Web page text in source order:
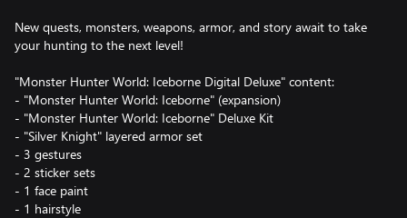
New quests, monsters, weapons, armor, and story await to take
your hunting to the next level!
"Monster Hunter World: Iceborne Digital Deluxe" content:
- "Monster Hunter World: Iceborne" (expansion)
- "Monster Hunter World: Iceborne" Deluxe Kit
- "Silver Knight" layered armor set
- 3 gestures
- 2 sticker sets
- 1 face paint
- 1 hairstyle